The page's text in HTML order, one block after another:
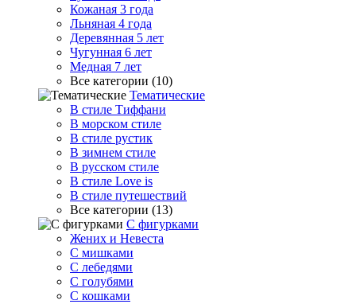
Кожаная 3 года
Льняная 4 года
Деревянная 5 лет
Чугунная 6 лет
Медная 7 лет
Все категории (10)
Тематические
В стиле Тиффани
В морском стиле
В стиле рустик
В зимнем стиле
В русском стиле
В стиле Love is
В стиле путешествий
Все категории (13)
С фигурками
Жених и Невеста
С мишками
С лебедями
С голубями
С кошками